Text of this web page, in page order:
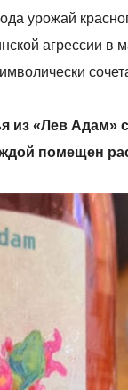
урожай
агрессии в
из «Лев Адам»
помещен